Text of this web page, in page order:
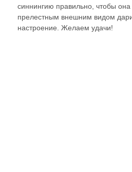
синнингию правильно, чтобы она
прелестным внешним видом
настроение. Желаем удачи!